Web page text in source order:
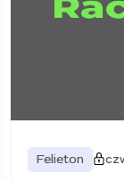
Felieton